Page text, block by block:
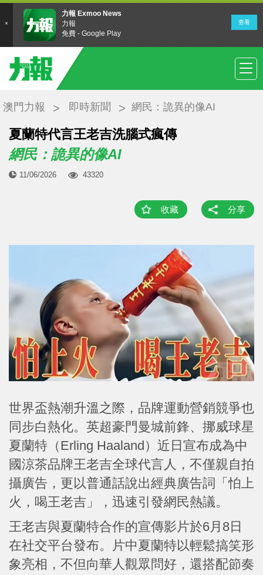
澳門力報 即時新聞 網民：詭異的像AI
夏蘭特代言王老吉洗腦式瘋傳
網民：詭異的像AI
11/06/2026 43320
收藏 分享
世界盃熱潮升溫之際，品牌運動營銷競爭也
同步白熱化。英超豪門曼城前鋒、挪威球星
夏蘭特（Erling Haaland）近日宣布成為中
國涼茶品牌王老吉全球代言人，不僅親自拍
攝廣告，更以普通話說出經典廣告詞「怕上
火，喝王老吉」，迅速引發網民熱議。
王老吉與夏蘭特合作的宣傳影片於6月8日
在社交平台發布。片中夏蘭特以輕鬆搞笑形
象亮相，不但向華人觀眾問好，還搭配節奏